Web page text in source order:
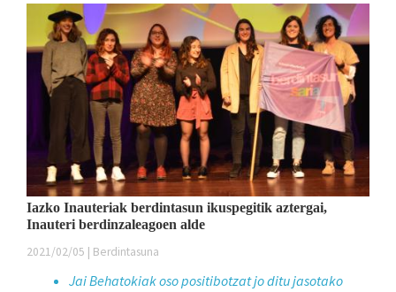
Iazko Inauteriak berdintasun ikuspegitik aztergai,
Inauteri berdinzaleagoen alde
2021/02/05 | Berdintasuna
Jai Behatokiak oso positibotzat jo ditu jasotako